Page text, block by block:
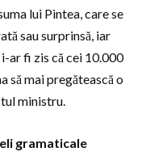
lui Pintea, care se
sau surprinsă, iar
ar fi zis că cei 10.000
să mai pregătească o
ministru.
gramaticale